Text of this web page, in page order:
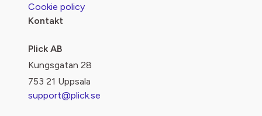
Cookie policy
Kontakt
Plick AB
Kungsgatan 28
753 21 Uppsala
support@plick.se